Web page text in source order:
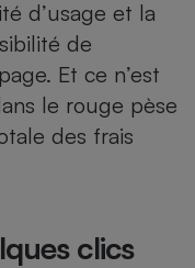
d’usage et la
de
Et ce n’est
le rouge pèse
des frais
clics